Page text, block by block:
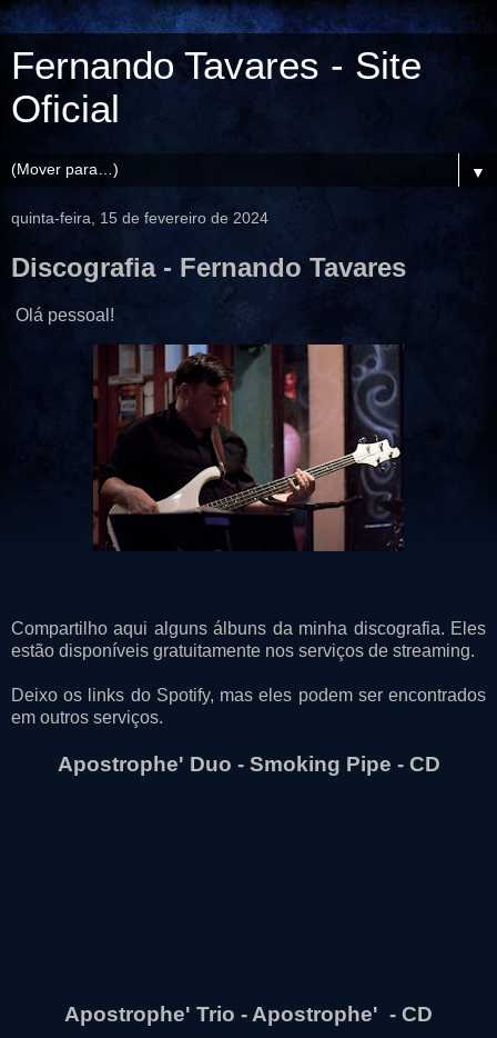
Fernando Tavares - Site
Oficial
▼
quinta-feira, 15 de fevereiro de 2024
Discografia - Fernando Tavares
Olá pessoal!
Compartilho aqui alguns álbuns da minha discografia. Eles
estão disponíveis gratuitamente nos serviços de streaming.
Deixo os links do Spotify, mas eles podem ser encontrados
em outros serviços.
Apostrophe' Duo - Smoking Pipe - CD
Apostrophe' Trio - Apostrophe' - CD